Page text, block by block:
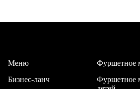
Меню
Бизнес-ланч
Фуршетное
Фуршетное